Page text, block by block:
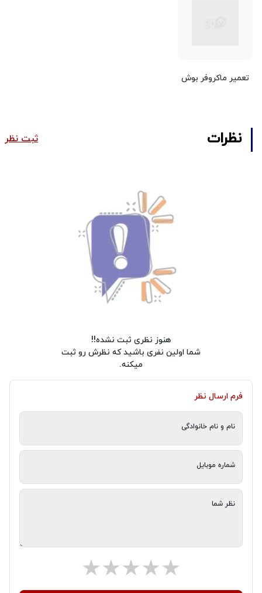
تعمیر ماکروفر بوش
نظرات ثبت نظر
هنوز نظری ثبت نشده!!
شما اولین نفری باشید که نظرش رو ثبت
میکنه.
فرم ارسال نظر
نام و نام خانوادگی
شماره موبایل
نظر شما